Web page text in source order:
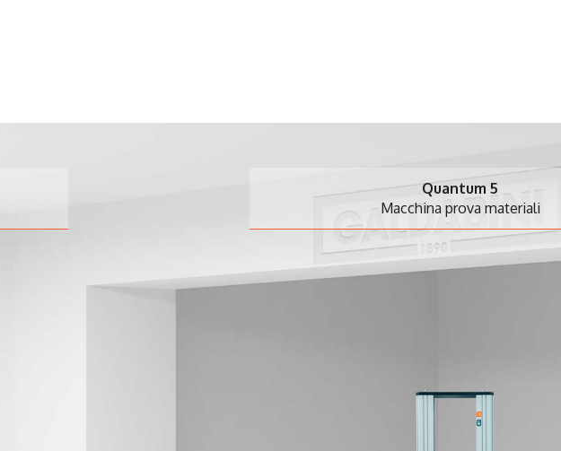
Quantum 5
Macchina prova materiali